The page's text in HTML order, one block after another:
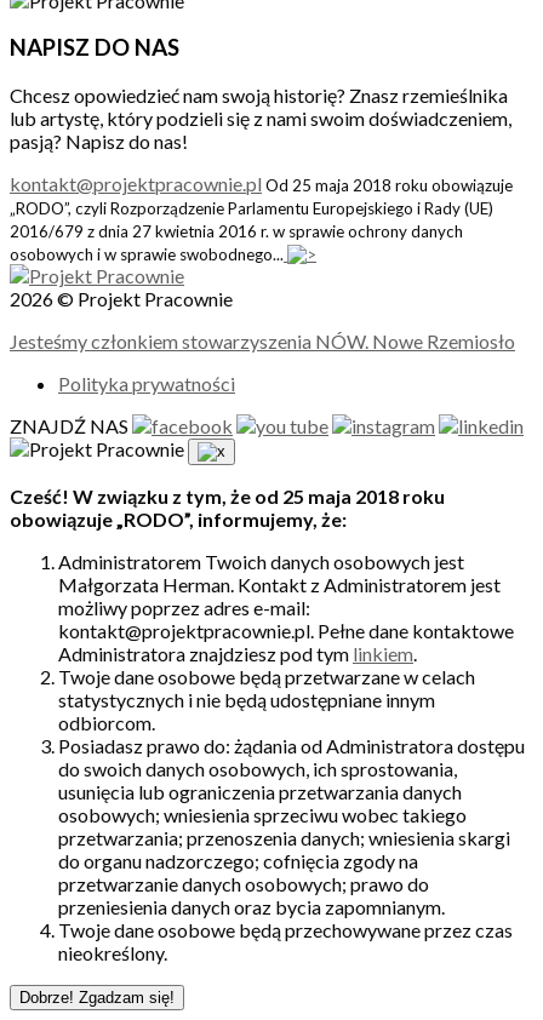
NAPISZ DO NAS
Chcesz opowiedzieć nam swoją historię? Znasz rzemieślnika
lub artystę, który podzieli się z nami swoim doświadczeniem,
pasją? Napisz do nas!
kontakt@projektpracownie.pl Od 25 maja 2018 roku obowiązuje
„RODO”, czyli Rozporządzenie Parlamentu Europejskiego i Rady (UE)
2016/679 z dnia 27 kwietnia 2016 r. w sprawie ochrony danych
osobowych i w sprawie swobodnego...
2026 © Projekt Pracownie
Jesteśmy członkiem stowarzyszenia NÓW. Nowe Rzemiosło
Polityka prywatności
ZNAJDŹ NAS
Cześć! W związku z tym, że od 25 maja 2018 roku
obowiązuje „RODO”, informujemy, że:
Administratorem Twoich danych osobowych jest
Małgorzata Herman. Kontakt z Administratorem jest
możliwy poprzez adres e-mail:
kontakt@projektpracownie.pl. Pełne dane kontaktowe
Administratora znajdziesz pod tym linkiem.
Twoje dane osobowe będą przetwarzane w celach
statystycznych i nie będą udostępniane innym
odbiorcom.
Posiadasz prawo do: żądania od Administratora dostępu
do swoich danych osobowych, ich sprostowania,
usunięcia lub ograniczenia przetwarzania danych
osobowych; wniesienia sprzeciwu wobec takiego
przetwarzania; przenoszenia danych; wniesienia skargi
do organu nadzorczego; cofnięcia zgody na
przetwarzanie danych osobowych; prawo do
przeniesienia danych oraz bycia zapomnianym.
Twoje dane osobowe będą przechowywane przez czas
nieokreślony.
Dobrze! Zgadzam się!